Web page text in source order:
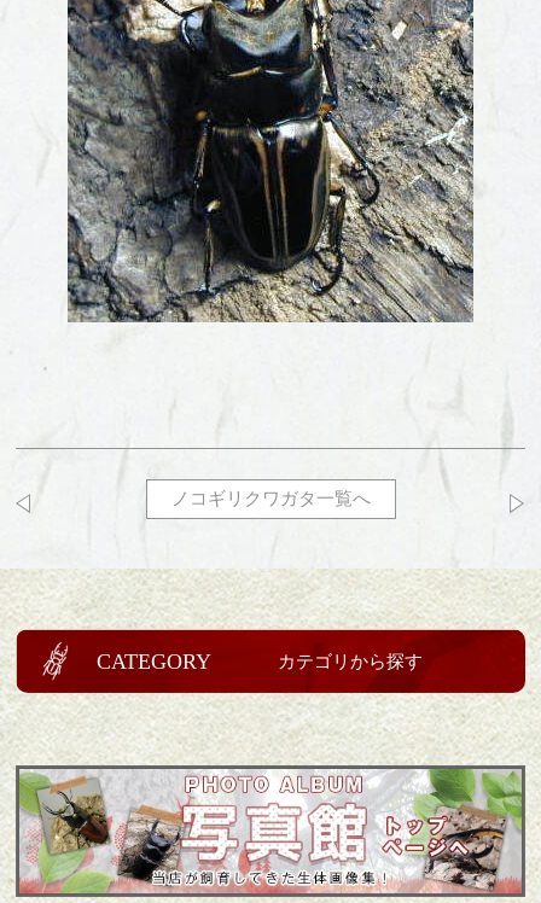
ノコギリクワガタ一覧へ
CATEGORY カテゴリから探す